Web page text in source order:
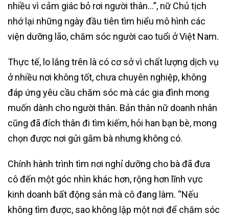
nhiều vì cảm giác bỏ rơi người thân…”, nữ Chủ tịch
nhớ lại những ngày đầu tiên tìm hiểu mô hình các
viện dưỡng lão, chăm sóc người cao tuổi ở Việt Nam.
Thực tế, lo lắng trên là có cơ sở vì chất lượng dịch vụ
ở nhiều nơi không tốt, chưa chuyên nghiệp, không
đáp ứng yêu cầu chăm sóc mà các gia đình mong
muốn dành cho người thân. Bản thân nữ doanh nhân
cũng đã đích thân đi tìm kiếm, hỏi han bạn bè, mong
chọn được nơi gửi gắm bà nhưng không có.
Chính hành trình tìm nơi nghỉ dưỡng cho bà đã đưa
cô đến một góc nhìn khác hơn, rộng hơn lĩnh vực
kinh doanh bất động sản mà cô đang làm. “Nếu
không tìm được, sao không lập một nơi để chăm sóc